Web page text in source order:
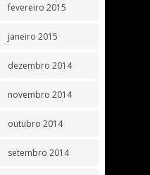
fevereiro 2015
janeiro 2015
dezembro 2014
novembro 2014
outubro 2014
setembro 2014